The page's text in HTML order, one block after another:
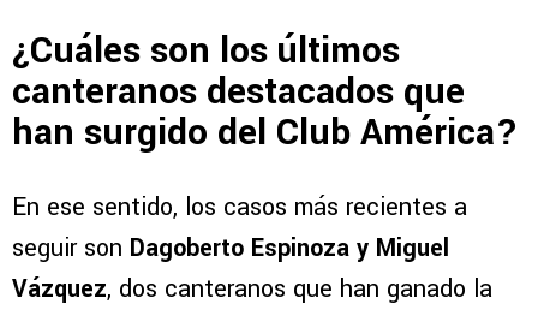
¿Cuáles son los últimos
canteranos destacados que
han surgido del Club América?
En ese sentido, los casos más recientes a
seguir son Dagoberto Espinoza y Miguel
Vázquez, dos canteranos que han ganado la